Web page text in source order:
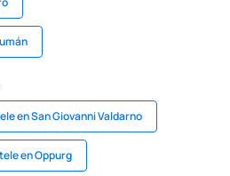
en San Giovanni Valdarno
en Oppurg